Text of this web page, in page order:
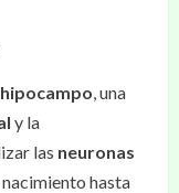
hipocampo, una
y la
las neuronas
hasta